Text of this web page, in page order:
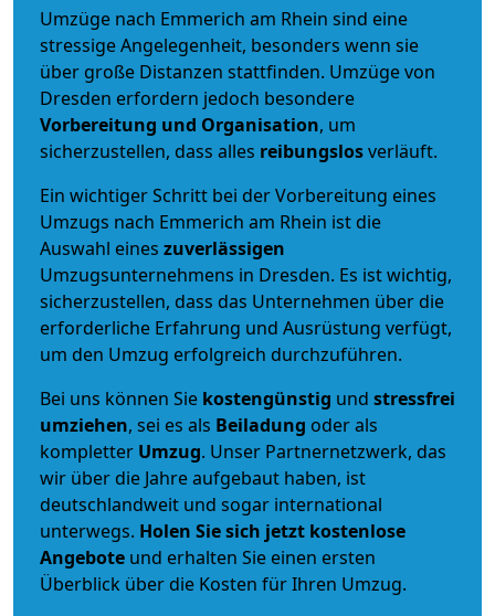
Umzüge nach Emmerich am Rhein sind eine
stressige Angelegenheit, besonders wenn sie
über große Distanzen stattfinden. Umzüge von
Dresden erfordern jedoch besondere
Vorbereitung und Organisation, um
sicherzustellen, dass alles reibungslosverläuft.
Ein wichtiger Schritt bei der Vorbereitung eines
Umzugs nach Emmerich am Rhein ist die
Auswahl eines zuverlässigen
Umzugsunternehmens in Dresden. Es ist wichtig,
sicherzustellen, dass das Unternehmen über die
erforderliche Erfahrung und Ausrüstung verfügt,
um den Umzug erfolgreich durchzuführen.
Bei uns können Sie kostengünstig und stressfrei
umziehen, sei es als Beiladung oder als
kompletter Umzug. Unser Partnernetzwerk, das
wir über die Jahre aufgebaut haben, ist
deutschlandweit und sogar international
unterwegs. Holen Sie sich jetzt kostenlose
Angebote und erhalten Sie einen ersten
Überblick über die Kosten für Ihren Umzug.